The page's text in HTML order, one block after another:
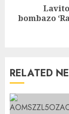
bombazo
RELATED